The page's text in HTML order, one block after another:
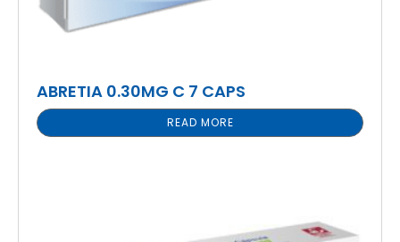
ABRETIA 0.30MG C 7 CAPS
READ MORE